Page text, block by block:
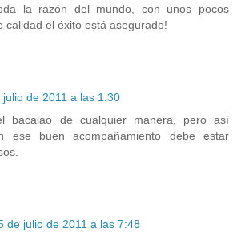
la razón del mundo, con unos pocos
calidad el éxito está asegurado!
julio de 2011 a las 1:30
bacalao de cualquier manera, pero así
ese buen acompañamiento debe estar
de julio de 2011 a las 7:48